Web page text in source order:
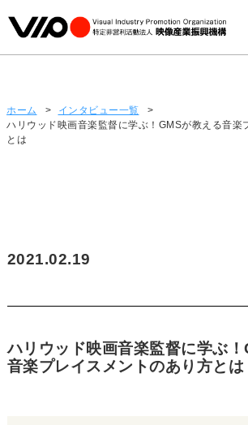
ホーム > インタビュー一覧
>
ハリウッド映画音楽監督に学ぶ！GMSが教える音楽
とは
2021.02.19
ハリウッド映画音楽監督に学ぶ
音楽プレイスメントのあり方とは